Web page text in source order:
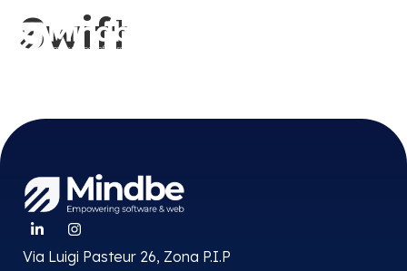
Swift
Via Luigi Pasteur 26, Zona P.I.P